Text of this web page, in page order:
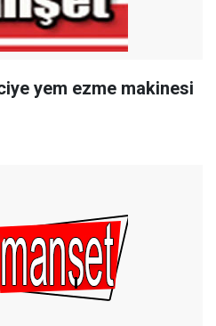
yem ezme makinesi